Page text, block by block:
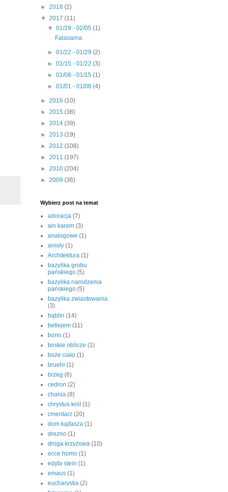
► 2018 (2)
▼ 2017 (11)
▼01/29 - 02/05(1)
Falasarna
►01/22 - 01/29(2)
►01/15 - 01/22(3)
►01/08 - 01/15(1)
►01/01 - 01/08(4)
► 2016 (10)
► 2015 (38)
► 2014 (39)
► 2013 (19)
► 2012 (108)
► 2011 (197)
► 2010 (204)
► 2009 (36)
Wybierz post na temat
adoracja (7)
ain karem (3)
analogowe (1)
anioły (1)
Architektura (1)
bazylika grobu
pańskiego (5)
bazylika narodzenia
pańskiego (5)
bazylika zwiastowania
(3)
bąblin (14)
betlejem (11)
bonn (1)
boskie oblicze (1)
boże ciało (1)
bruehl (1)
brzeg (6)
cedron (2)
chania (8)
chrystus król (1)
cmentarz (20)
dom kajfasza (1)
drezno (1)
droga krzyżowa (10)
ecce homo (1)
edyta stein (1)
emaus (1)
eucharystia (2)